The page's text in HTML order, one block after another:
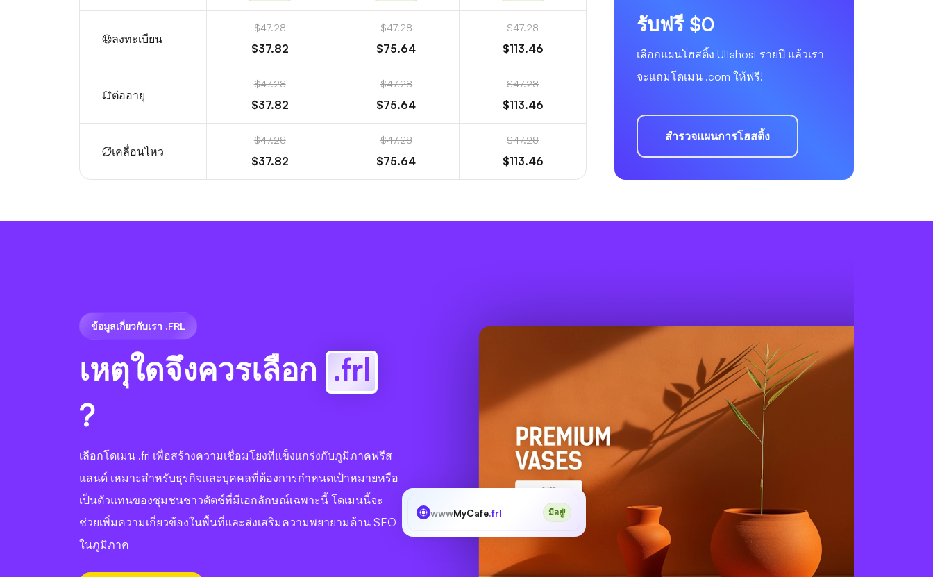
ลงทะเบียน
$47.28
$37.82
$47.28
$75.64
$47.28
$113.46
ต่ออายุ
$47.28
$37.82
$47.28
$75.64
$47.28
$113.46
เคลื่อนไหว
$47.28
$37.82
$47.28
$75.64
$47.28
$113.46
รับฟรี $0
เลือกแผนโฮสติ้ง Ultahost รายปี แล้วเรา
จะแถมโดเมน .com ให้ฟรี!
สำรวจแผนการโฮสติ้ง
ข้อมูลเกี่ยวกับเรา .FRL
เหตุใดจึงควรเลือก .frl
?
เลือกโดเมน .frl เพื่อสร้างความเชื่อมโยงที่แข็งแกร่งกับภูมิภาคฟรีส
แลนด์ เหมาะสำหรับธุรกิจและบุคคลที่ต้องการกำหนดเป้าหมายหรือ
เป็นตัวแทนของชุมชนชาวดัตช์ที่มีเอกลักษณ์เฉพาะนี้ โดเมนนี้จะ
ช่วยเพิ่มความเกี่ยวข้องในพื้นที่และส่งเสริมความพยายามด้าน SEO
ในภูมิภาค
wwwMyCafe.frl มีอยู่!